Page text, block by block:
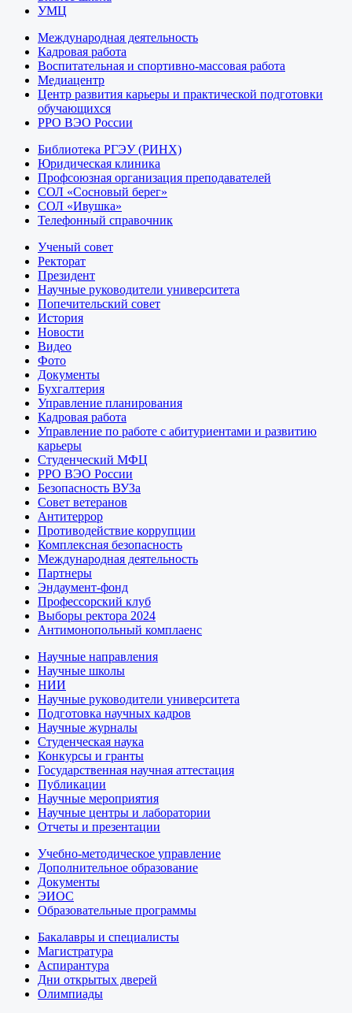
УМЦ
Международная деятельность
Кадровая работа
Воспитательная и спортивно-массовая работа
Медиацентр
Центр развития карьеры и практической подготовки
обучающихся
РРО ВЭО России
Библиотека РГЭУ (РИНХ)
Юридическая клиника
Профсоюзная организация преподавателей
СОЛ «Сосновый берег»
СОЛ «Ивушка»
Телефонный справочник
Ученый совет
Ректорат
Президент
Научные руководители университета
Попечительский совет
История
Новости
Видео
Фото
Документы
Бухгалтерия
Управление планирования
Кадровая работа
Управление по работе с абитуриентами и развитию
карьеры
Студенческий МФЦ
РРО ВЭО России
Безопасность ВУЗа
Совет ветеранов
Антитеррор
Противодействие коррупции
Комплексная безопасность
Международная деятельность
Партнеры
Эндаумент-фонд
Профессорский клуб
Выборы ректора 2024
Антимонопольный комплаенс
Научные направления
Научные школы
НИИ
Научные руководители университета
Подготовка научных кадров
Научные журналы
Студенческая наука
Конкурсы и гранты
Государственная научная аттестация
Публикации
Научные мероприятия
Научные центры и лаборатории
Отчеты и презентации
Учебно-методическое управление
Дополнительное образование
Документы
ЭИОС
Образовательные программы
Бакалавры и специалисты
Магистратура
Аспирантура
Дни открытых дверей
Олимпиады